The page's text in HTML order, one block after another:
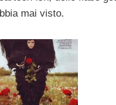
mai visto.